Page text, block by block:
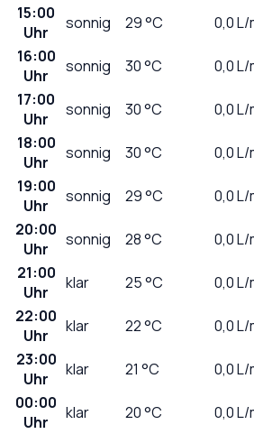
15:00
Uhr
sonnig 29°C 0,0L/
16:00
Uhr
sonnig 30°C 0,0L/
17:00
Uhr
sonnig 30°C 0,0L/
18:00
Uhr
sonnig 30°C 0,0L/
19:00
Uhr
sonnig 29°C 0,0L/
20:00
Uhr
sonnig 28°C 0,0L/
21:00
Uhr
klar 25°C 0,0L/
22:00
Uhr
klar 22°C 0,0L/
23:00
Uhr
klar 21 °C 0,0L/
00:00
Uhr
klar 20°C 0,0L/